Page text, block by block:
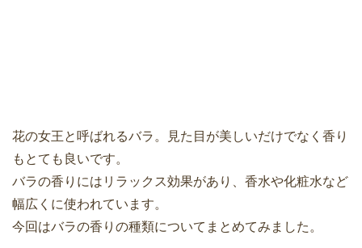
花の女王と呼ばれるバラ。見た目が美しいだけでなく香り
もとても良いです。
バラの香りにはリラックス効果があり、香水や化粧水など
幅広くに使われています。
今回はバラの香りの種類についてまとめてみました。